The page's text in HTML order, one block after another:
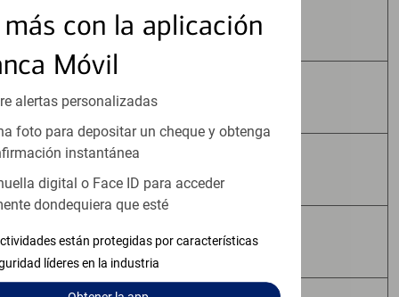
con la aplicación
Móvil
alertas personalizadas
foto para depositar un cheque y obtenga
instantánea
digital o Face ID para acceder
dondequiera que esté
están protegidas por características
líderes en la industria
No Están Asegurados por FDIC
No Tienen Garantía Bancaria
No Constituyen Depósitos